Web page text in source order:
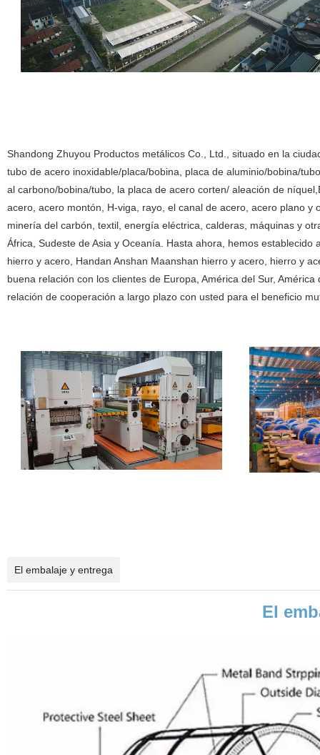
Shandong Zhuyou Productos metálicos Co., Ltd., situado en la
tubo de acero inoxidable/placa/bobina, placa de aluminio/bobina/
al carbono/bobina/tubo, la placa de acero corten/ aleación de
acero, acero montón, H-viga, rayo, el canal de acero, acero plano
minería del carbón, textil, energía eléctrica, calderas, máquinas y
África, Sudeste de Asia y Oceanía. Hasta ahora, hemos
hierro y acero, Handan Anshan Maanshan hierro y acero, hierro y
buena relación con los clientes de Europa, América del Sur,
relación de cooperación a largo plazo con usted para el beneficio
El embalaje y entrega
El